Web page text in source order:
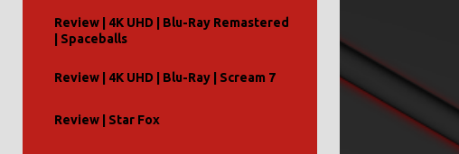
Review | 4K UHD | Blu-Ray Remastered
| Spaceballs
Review | 4K UHD | Blu-Ray | Scream 7
Review | Star Fox